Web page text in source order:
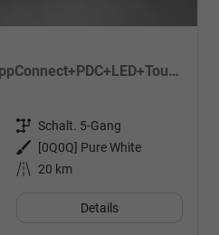
1.0 MPI Sitzheizung+AppConnect+PDC+LED+Touch+Lichtsensor+MultiLenkrad
Getriebe Schalt. 5-Gang
Außenfarbe
[0Q0Q] Pure White
Kilometerstand 20 km
Details